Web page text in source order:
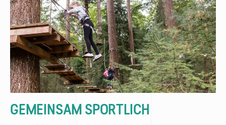
GEMEINSAM SPORTLICH